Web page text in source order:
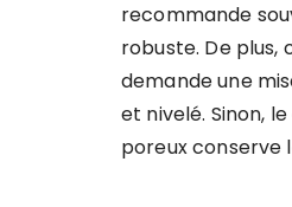
recommande
robuste. De
demande une
et nivelé. Sinon,
poreux conserve